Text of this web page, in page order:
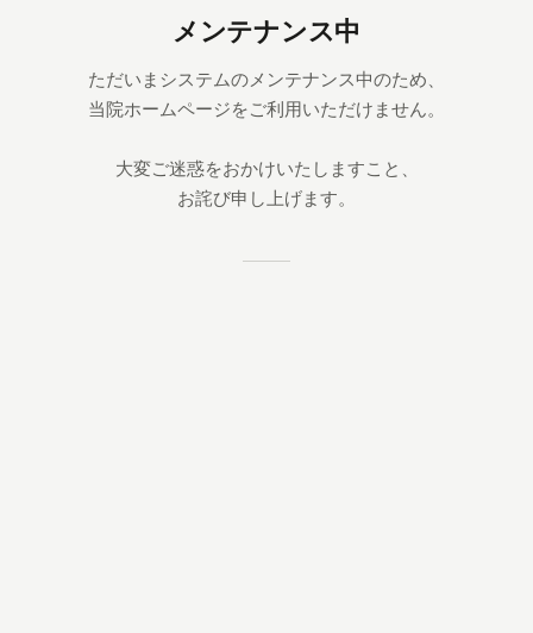
メンテナンス中
ただいまシステムのメンテナンス中のため、
当院ホームページをご利用いただけません。
大変ご迷惑をおかけいたしますこと、
お詫び申し上げます。